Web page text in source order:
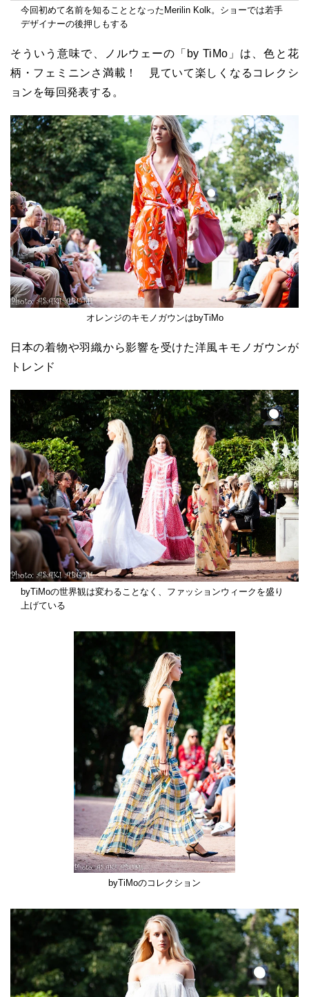
今回初めて名前を知ることとなったMerilin Kolk。ショーでは若手
デザイナーの後押しもする
そういう意味で、ノルウェーの「by TiMo」は、色と花
柄・フェミニンさ満載！ 見ていて楽しくなるコレクシ
ョンを毎回発表する。
オレンジのキモノガウンはbyTiMo
日本の着物や羽織から影響を受けた洋風キモノガウンが
トレンド
byTiMoの世界観は変わることなく、ファッションウィークを盛り
上げている
byTiMoのコレクション